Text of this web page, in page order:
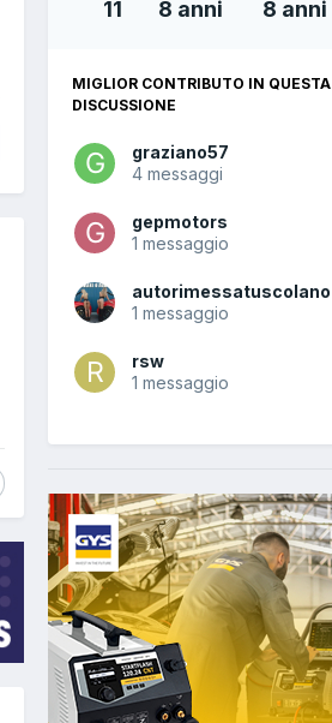
11 8 anni 8 anni
MIGLIOR CONTRIBUTO IN QUESTA
DISCUSSIONE
graziano57
4 messaggi
gepmotors
1 messaggio
autorimessatuscolano
1 messaggio
rsw
1 messaggio